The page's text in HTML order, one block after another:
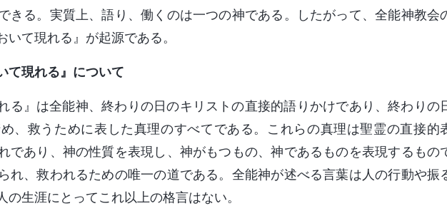
きる。実質上、語り、働くのは一つの神である。したがって、全能神教会
て現れる』が起源である。
て現れる』について
る』は全能神、終わりの日のキリストの直接的語りかけであり、終わりの
、救うために表した真理のすべてである。これらの真理は聖霊の直接的
であり、神の性質を表現し、神がもつもの、神であるものを表現するもの
れ、救われるための唯一の道である。全能神が述べる言葉は人の行動や振
生涯にとってこれ以上の格言はない。